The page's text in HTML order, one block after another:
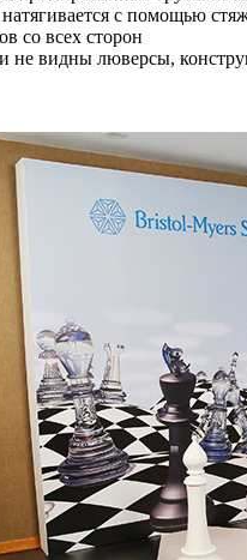
с помощью
со всех сторон
не видны люверсы,